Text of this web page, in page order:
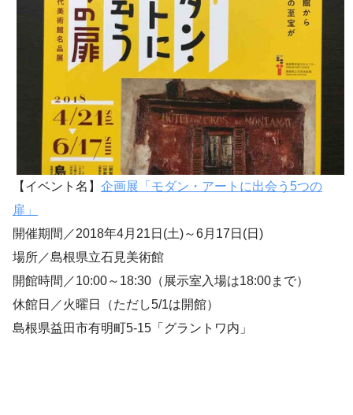
【イベント名】 企画展「モダン・アートに出会う5つの
扉」
開催期間／2018年4月21日(土)～6月17日(日)
場所／島根県立石見美術館
開館時間／10:00～18:30（展示室入場は18:00まで）
休館日／火曜日（ただし5/1は開館）
島根県益田市有明町5‐15「グラントワ内」